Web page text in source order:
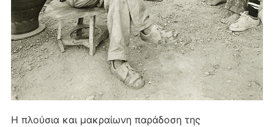
Η πλούσια και μακραίωνη παράδοση της